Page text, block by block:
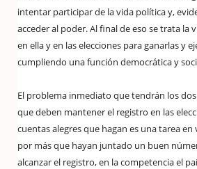
intentar participar de la vida política y,
acceder al poder. Al final de eso se trata la
en ella y en las elecciones para ganarlas y
cumpliendo una función democrática y
El problema inmediato que tendrán los
que deben mantener el registro en las
cuentas alegres que hagan es una tarea
por más que hayan juntado un buen
alcanzar el registro, en la competencia el